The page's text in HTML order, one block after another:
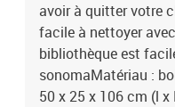
avoir à quitter votre
facile à nettoyer
bibliothèque est
sonomaMatériau :
50 x 25 x 106 cm (l x